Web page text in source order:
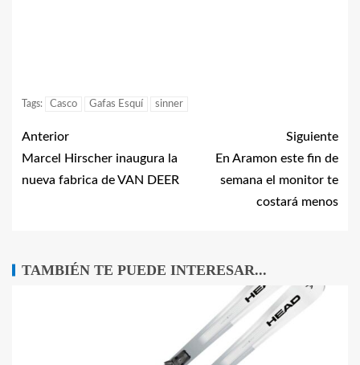
Tags: Casco Gafas Esquí sinner
Anterior
Marcel Hirscher inaugura la
nueva fabrica de VAN DEER
Siguiente
En Aramon este fin de
semana el monitor te
costará menos
TAMBIÉN TE PUEDE INTERESAR...